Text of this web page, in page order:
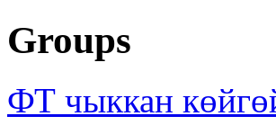
Groups
ФТ чыккан